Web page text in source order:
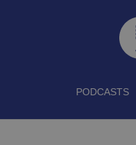
PODCASTS